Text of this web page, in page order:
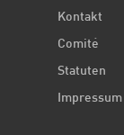
Kontakt
Comité
Statuten
Impressum